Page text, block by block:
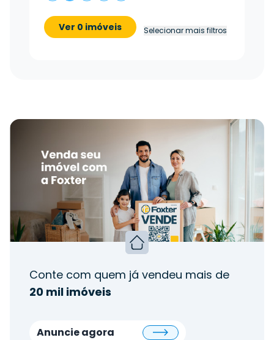
Ver 0 imóveis Selecionar mais filtros
Conte com quem já vendeu mais de
20 mil imóveis
Anuncie agora